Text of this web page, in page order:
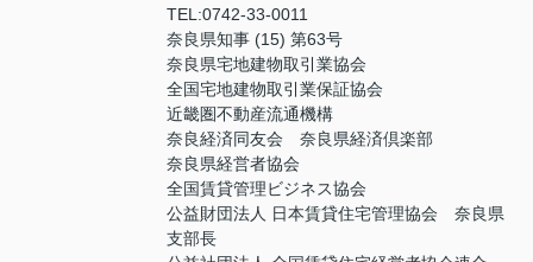
TEL:0742-33-0011
奈良県知事 (15) 第63号
奈良県宅地建物取引業協会
全国宅地建物取引業保証協会
近畿圏不動産流通機構
奈良経済同友会 奈良県経済倶楽部
奈良県経営者協会
全国賃貸管理ビジネス協会
公益財団法人 日本賃貸住宅管理協会 奈良県
支部長